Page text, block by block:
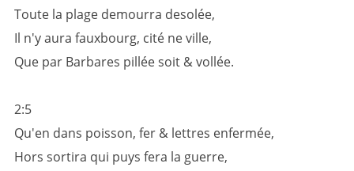
Toute la plage demourra desolée,
Il n'y aura fauxbourg, cité ne ville,
Que par Barbares pillée soit & vollée.
2:5
Qu'en dans poisson, fer & lettres enfermée,
Hors sortira qui puys fera la guerre,